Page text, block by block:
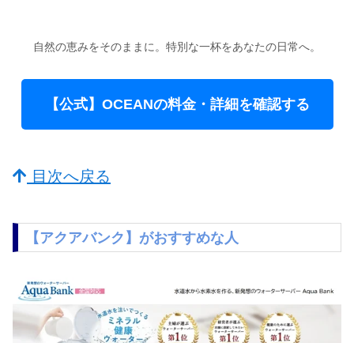
自然の恵みをそのままに。特別な一杯をあなたの日常へ。
【公式】OCEANの料金・詳細を確認する
目次へ戻る
【アクアバンク】がおすすめな人